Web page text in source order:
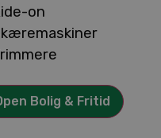
on
Bolig & Fritid